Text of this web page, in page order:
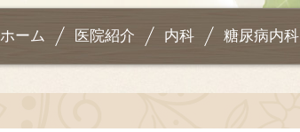
ホーム 医院紹介 内科 糖尿病内科